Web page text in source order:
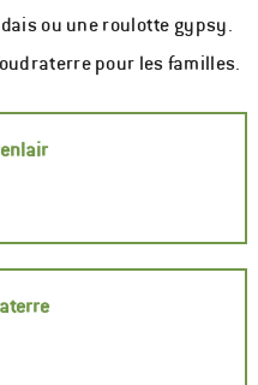
ou une roulotte gypsy.
pour les familles.